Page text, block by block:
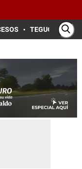
TEGUCIGALPA